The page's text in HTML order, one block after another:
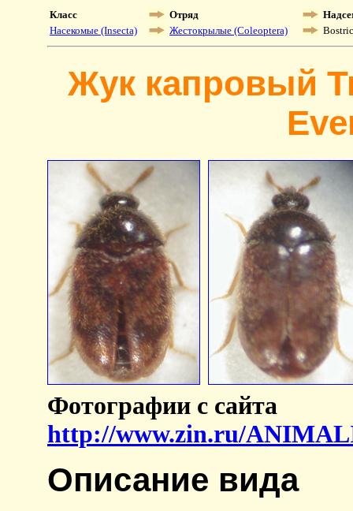
Класс Отряд
Насекомые (Insecta)
Жестокрылые (Coleoptera)
Жук капровый
Фотографии с сайта
http://www.zin.ru/
Описание вида